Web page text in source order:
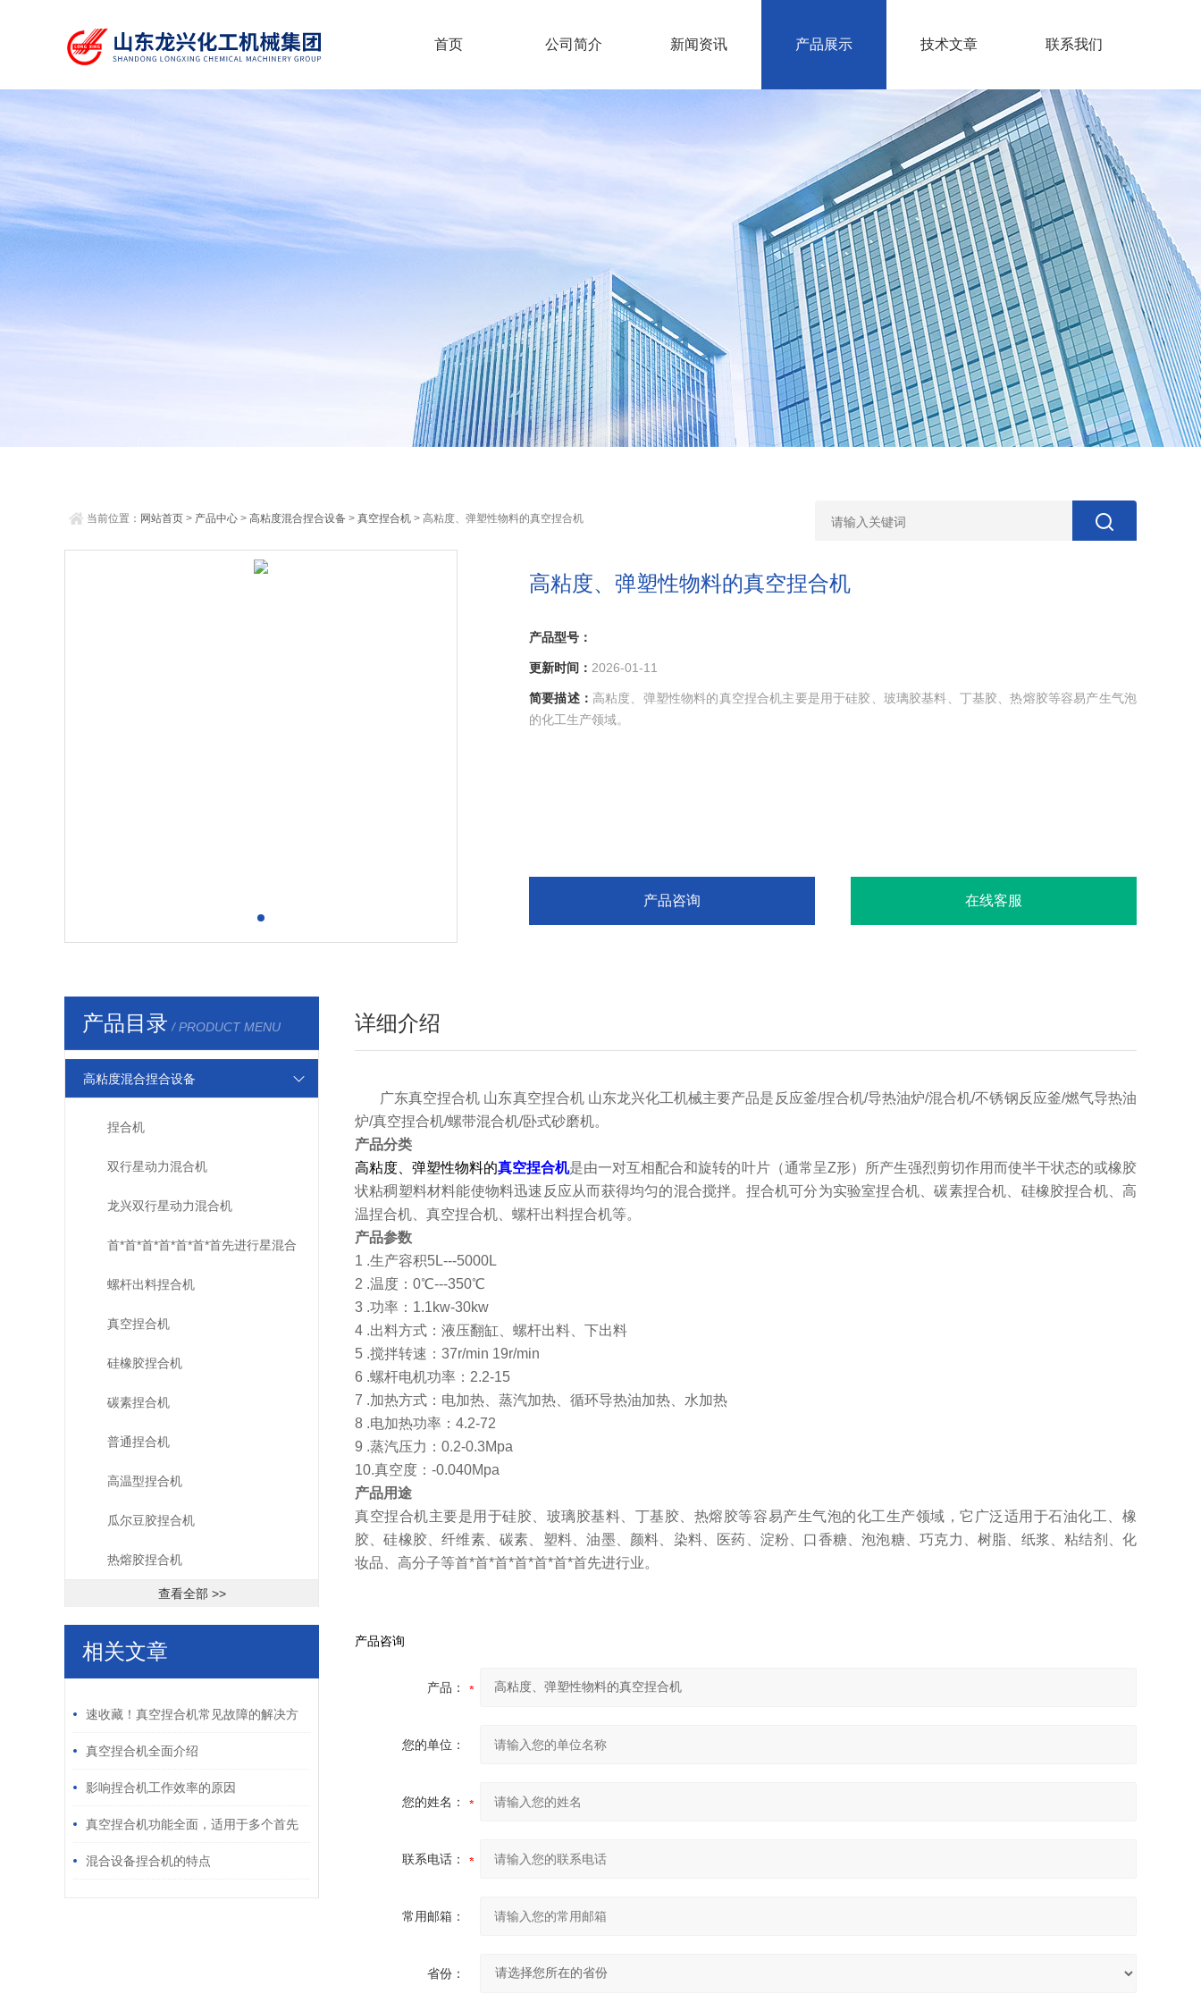
首页 公司简介 新闻资讯 产品展示 技术文章 联系我们
当前位置： 网站首页 > 产品中心 > 高粘度混合捏合设备 > 真空捏合机 > 高粘度、弹塑性物料的真空捏合机
高粘度、弹塑性物料的真空捏合机
产品型号：
更新时间： 2026-01-11
简要描述： 高粘度、弹塑性物料的真空捏合机主要是用于硅胶、玻璃胶基料、丁基胶、热熔胶等容易产生气泡
的化工生产领域。
产品咨询 在线客服
产品目录 / PRODUCT MENU
高粘度混合捏合设备
捏合机
双行星动力混合机
龙兴双行星动力混合机
首*首*首*首*首*首*首先进行星混合
螺杆出料捏合机
真空捏合机
硅橡胶捏合机
碳素捏合机
普通捏合机
高温型捏合机
瓜尔豆胶捏合机
热熔胶捏合机
查看全部 >>
相关文章
速收藏！真空捏合机常见故障的解决方
法分享
真空捏合机全面介绍
影响捏合机工作效率的原因
真空捏合机功能全面，适用于多个首先
进行业
混合设备捏合机的特点
详细介绍
广东真空捏合机 山东真空捏合机 山东龙兴化工机械主要产品是反应釜/捏合机/导热油炉/混合机/不锈钢反应釜/燃气导热油
炉/真空捏合机/螺带混合机/卧式砂磨机。
产品分类
高粘度、弹塑性物料的真空捏合机是由一对互相配合和旋转的叶片（通常呈Z形）所产生强烈剪切作用而使半干状态的或橡胶
状粘稠塑料材料能使物料迅速反应从而获得均匀的混合搅拌。捏合机可分为实验室捏合机、碳素捏合机、硅橡胶捏合机、高
温捏合机、真空捏合机、螺杆出料捏合机等。
产品参数
1 .生产容积5L---5000L
2 .温度：0℃---350℃
3 .功率：1.1kw-30kw
4 .出料方式：液压翻缸、螺杆出料、下出料
5 .搅拌转速：37r/min 19r/min
6 .螺杆电机功率：2.2-15
7 .加热方式：电加热、蒸汽加热、循环导热油加热、水加热
8 .电加热功率：4.2-72
9 .蒸汽压力：0.2-0.3Mpa
10.真空度：-0.040Mpa
产品用途
真空捏合机主要是用于硅胶、玻璃胶基料、丁基胶、热熔胶等容易产生气泡的化工生产领域，它广泛适用于石油化工、橡
胶、硅橡胶、纤维素、碳素、塑料、油墨、颜料、染料、医药、淀粉、口香糖、泡泡糖、巧克力、树脂、纸浆、粘结剂、化
妆品、高分子等首*首*首*首*首*首*首先进行业。
产品咨询
产品：
您的单位：
您的姓名：
联系电话：
常用邮箱：
省份：